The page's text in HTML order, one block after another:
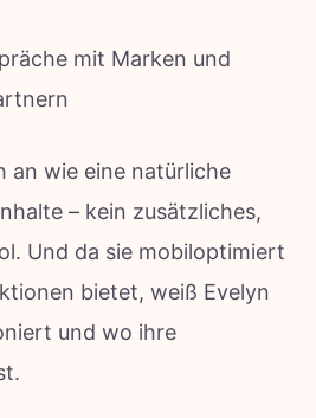
mit Marken und
an wie eine natürliche
– kein zusätzliches,
Und da sie mobiloptimiert
bietet, weiß Evelyn
und wo ihre